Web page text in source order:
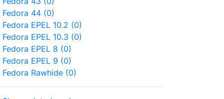
Fedora 44 (0)
Fedora EPEL 10.2 (0)
Fedora EPEL 10.3 (0)
Fedora EPEL 8 (0)
Fedora EPEL 9 (0)
Fedora Rawhide (0)